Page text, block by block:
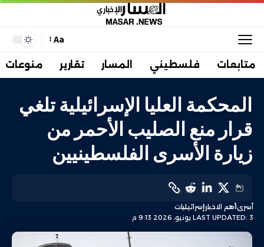
Aa
متابعات فلسطيني المسار تقارير منوعات
المحكمة العليا الإسرائيلية تلغي
قرار منع الصليب الأحمر من
زيارة الأسرى الفلسطينيين
LAST UPDATED: 3 يونيو، 2026 9:13 م
أسرىأهم الاخبارإسرائيليات